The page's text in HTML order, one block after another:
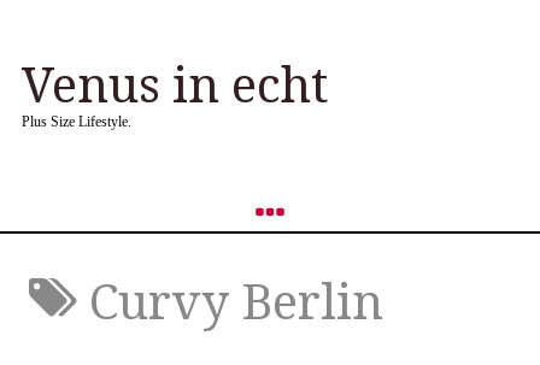
Venus in echt
Plus Size Lifestyle.
Curvy Berlin